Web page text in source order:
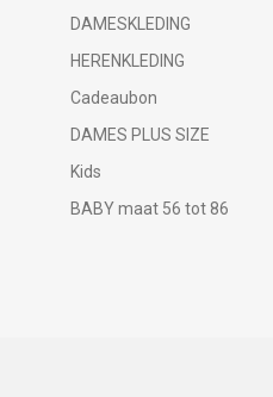
DAMESKLEDING
HERENKLEDING
Cadeaubon
DAMES PLUS SIZE
Kids
BABY maat 56 tot 86